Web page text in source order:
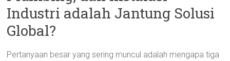
Industri adalah Jantung Solusi
Global?
Pertanyaan besar yang sering muncul adalah mengapa tiga